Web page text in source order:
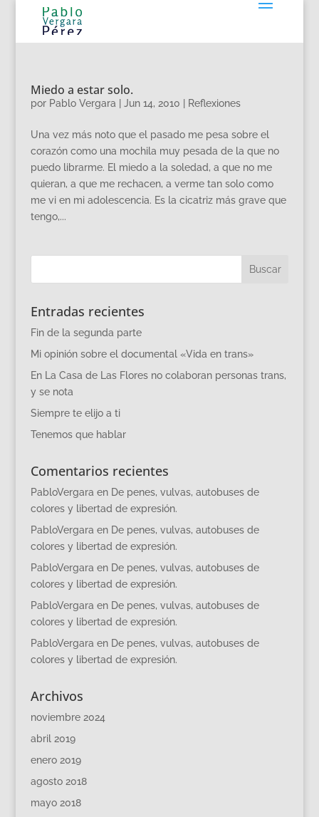
Miedo a estar solo.
por Pablo Vergara Jun 14, 2010 Reflexiones
Una vez más noto que el pasado me pesa sobre el
corazón como una mochila muy pesada de la que no
puedo librarme. El miedo a la soledad, a que no me
quieran, a que me rechacen, a verme tan solo como
me vi en mi adolescencia. Es la cicatriz más grave que
tengo,...
Entradas recientes
Fin de la segunda parte
Mi opinión sobre el documental «Vida en trans»
En La Casa de Las Flores no colaboran personas trans,
y se nota
Siempre te elijo a ti
Tenemos que hablar
Comentarios recientes
PabloVergara en De penes, vulvas, autobuses de
colores y libertad de expresión.
PabloVergara en De penes, vulvas, autobuses de
colores y libertad de expresión.
PabloVergara en De penes, vulvas, autobuses de
colores y libertad de expresión.
PabloVergara en De penes, vulvas, autobuses de
colores y libertad de expresión.
PabloVergara en De penes, vulvas, autobuses de
colores y libertad de expresión.
Archivos
noviembre 2024
abril 2019
enero 2019
agosto 2018
mayo 2018